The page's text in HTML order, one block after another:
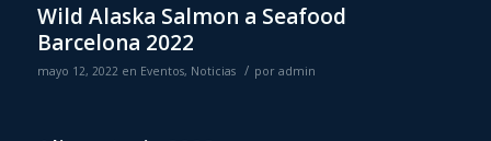
Wild Alaska Salmon a Seafood
Barcelona 2022
mayo 12, 2022 en Eventos, Noticias / por admin